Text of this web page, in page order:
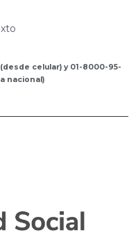
celular) y 01-8000-95-
nacional)